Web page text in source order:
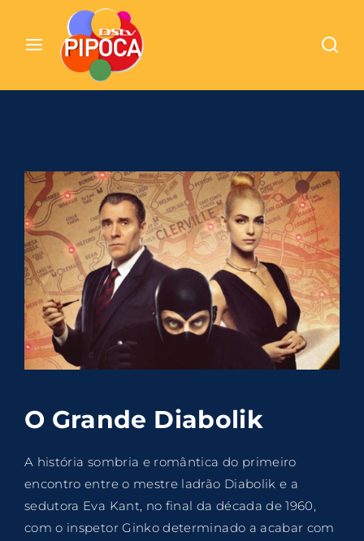
O Grande Diabolik
A história sombria e romântica do primeiro
encontro entre o mestre ladrão Diabolik e a
sedutora Eva Kant, no final da década de 1960,
com o inspetor Ginko determinado a acabar com
Cinemundo – Onde O Cinema Acontece
Login
Password
SIGN IN
Remember Me
By signing in, you agree toour terms and